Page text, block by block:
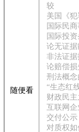
随便看
较
美国《
国际民
国际投
论无证
非法证
论赔偿
刑法概
“生态红
财政民
互联网
交付公
对质权